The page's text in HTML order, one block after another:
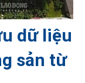
dữ liệu
sản từ